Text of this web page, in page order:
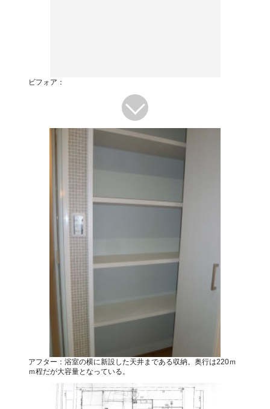
ビフォア：
アフター：浴室の横に新設した天井まである収納。奥行は220ｍ
ｍ程だが大容量となっている。